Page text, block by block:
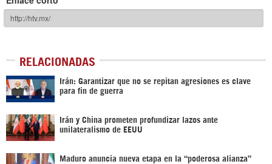
RELACIONADAS
Irán: Garantizar que no se repitan agresiones es clave
para fin de guerra
Irán y China prometen profundizar lazos ante
unilateralismo de EEUU
Maduro anuncia nueva etapa en la “poderosa alianza”